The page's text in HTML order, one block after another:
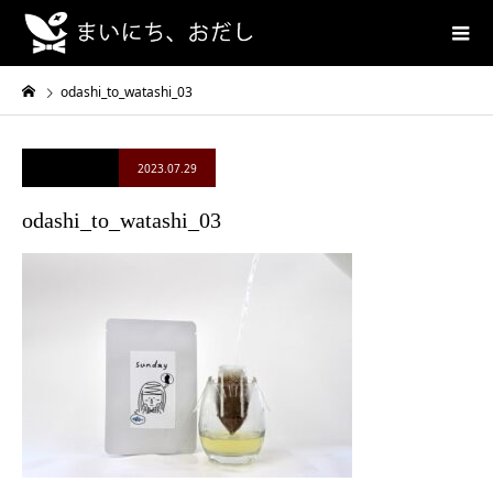
odashi_to_watashi_03
2023.07.29
odashi_to_watashi_03